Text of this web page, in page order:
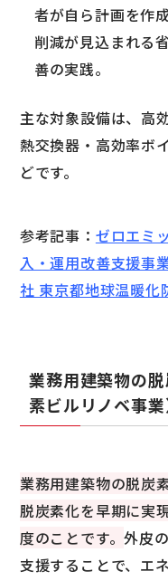
者が自ら計画を作
削減が見込まれる
善の実践。
主な対象設備は、高
熱交換器・高効率ボ
どです。
参考記事： ゼロエミ
入・運用改善支援事
社 東京都地球温暖化
業務用建築物の
素ビルリノベ事業
業務用建築物の脱炭
脱炭素化を早期に実
度のことです。外皮
支援することで、エ